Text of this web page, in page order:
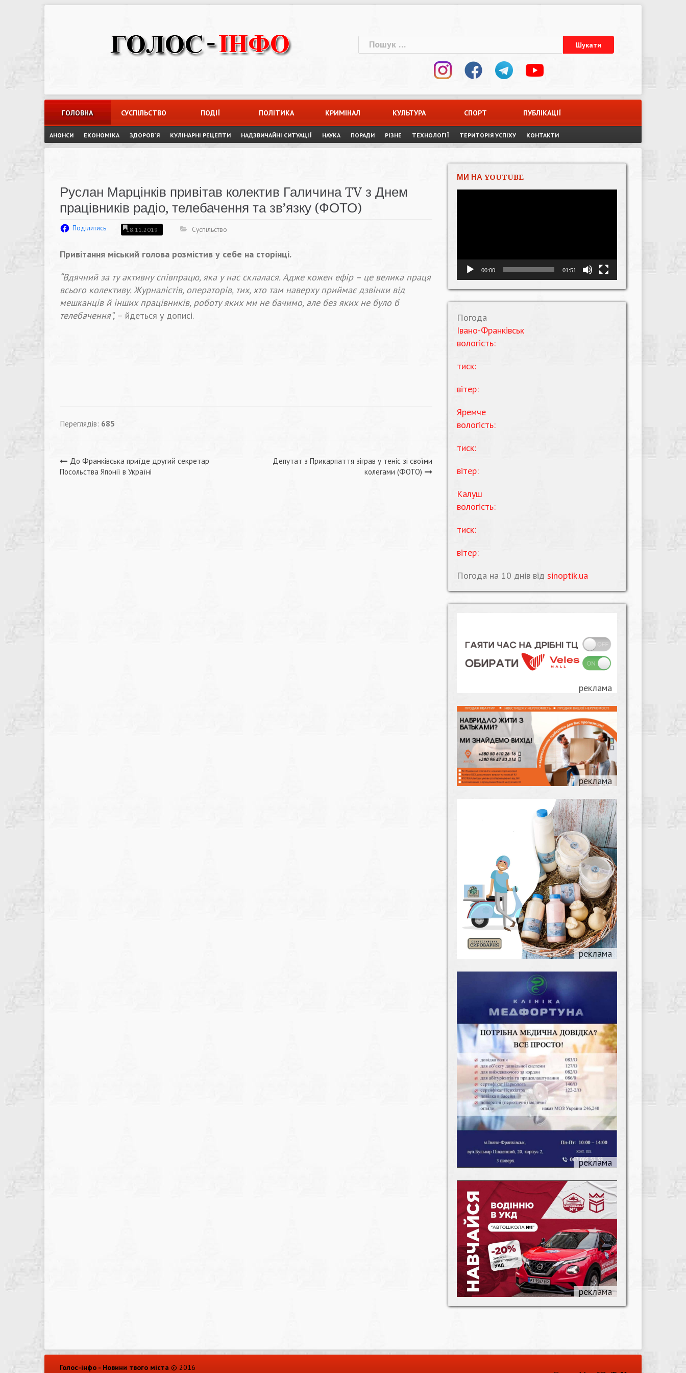
Пошук:
ГОЛОВНА СУСПІЛЬСТВО ПОДІЇ ПОЛІТИКА КРИМІНАЛ КУЛЬТУРА СПОРТ ПУБЛІКАЦІЇ
АНОНСИ ЕКОНОМІКА ЗДОРОВ`Я КУЛІНАРНІ РЕЦЕПТИ НАДЗВИЧАЙНІ СИТУАЦІЇ НАУКА ПОРАДИ РІЗНЕ ТЕХНОЛОГІЇ ТЕРИТОРІЯ УСПІХУ КОНТАКТИ
Руслан Марцінків привітав колектив Галичина TV з Днем
працівників радіо, телебачення та зв’язку (ФОТО)
Поділитись 18.11.2019 Суспільство
Привітання міський голова розмістив у себе на сторінці.
“Вдячний за ту активну співпрацю, яка у нас склалася. Адже кожен ефір – це велика праця
всього колективу. Журналістів, операторів, тих, хто там наверху приймає дзвінки від
мешканців й інших працівників, роботу яких ми не бачимо, але без яких не було б
телебачення”,– йдеться у дописі.
Переглядів: 685
Навігація
До Франківська приїде другий секретар
Посольства Японії в Україні
Депутат з Прикарпаття зіграв у теніс зі своїми
колегами (ФОТО)
МИ НА YOUTUBE
00:00 01:51
Погода
Івано-Франківськ
вологість:
тиск:
вітер:
Яремче
вологість:
тиск:
вітер:
Калуш
вологість:
тиск:
вітер:
Погода на 10 днів від sinoptik.ua
Голос-інфо - Новини твого міста © 2016